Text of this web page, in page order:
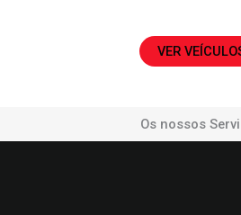
VER
Os nossos